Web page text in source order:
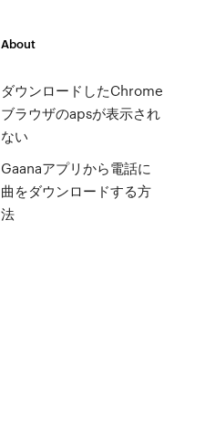
About
ダウンロードしたChrome
ブラウザのapsが表示され
ない
Gaanaアプリから電話に
曲をダウンロードする方
法